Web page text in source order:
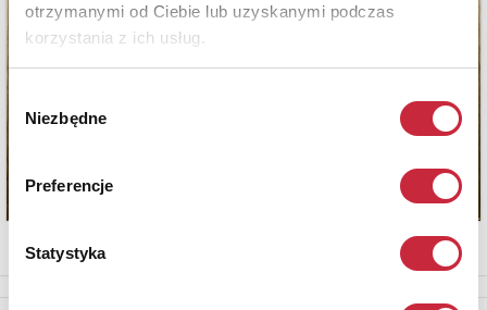
otrzymanymi od Ciebie lub uzyskanymi podczas
korzystania z ich usług.
zgody
Niezbędne
Preferencje
Statystyka